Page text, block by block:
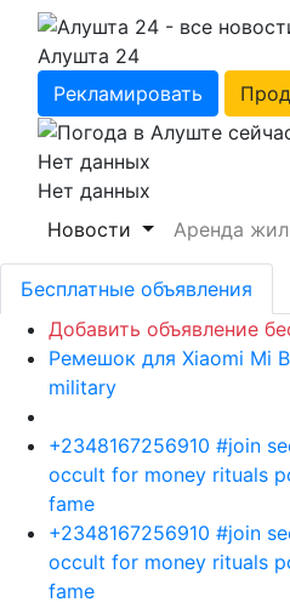
Алушта 24
Рекламировать
Нет данных
Нет данных
Новости
Аренда
Бесплатные объявления
Добавить объявление
Ремешок для Xiaomi Mi
military
+2348167256910 #join
occult for money rituals
fame
+2348167256910 #join
occult for money rituals
fame